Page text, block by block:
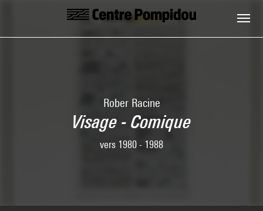
Skip to main content
Centre Pompidou
Rober Racine
Visage - Comique
vers 1980 - 1988